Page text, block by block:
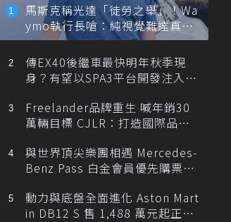
馬斯克稱光達「徒勞之舉」！Wa
ymo執行長嗆：純視覺難達真正
自動駕駛
傳EX40後繼車最快明年秋季現
身？有望以SPA3平台開發注入80
Freelander品牌重生 喊年銷30
萬輛目標 CJLR：打造國際品牌
與世界頂尖樂團相遇 Mercedes-
Benz Pass 白金會員優先購票維
動力與底盤全面進化 Aston Mart
in DB12 S 售 1,488 萬元起正式